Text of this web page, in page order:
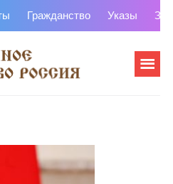
Гражданство Указы